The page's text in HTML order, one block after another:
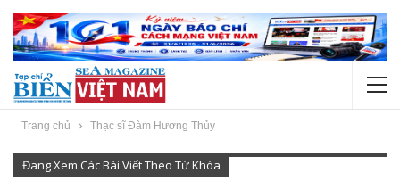
Trang chủ Thạc sĩ Đàm Hương Thủy
Đang Xem Các Bài Viết Theo Từ Khóa